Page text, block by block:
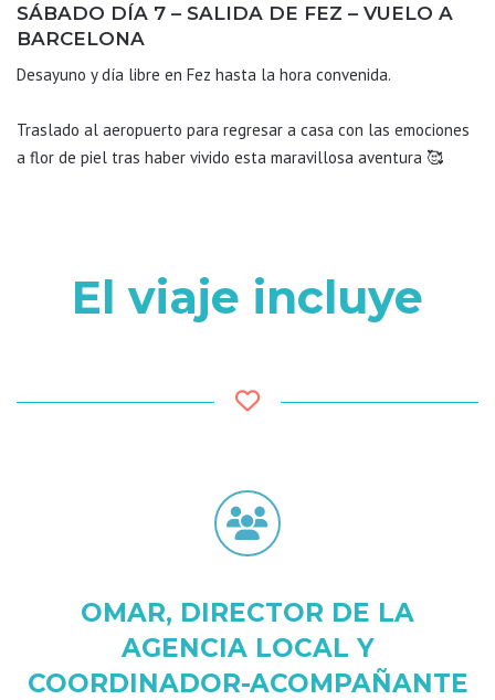
SÁBADO DÍA 7 – SALIDA DE FEZ – VUELO A
BARCELONA
Desayuno y día libre en Fez hasta la hora convenida.
Traslado al aeropuerto para regresar a casa con las emociones
a flor de piel tras haber vivido esta maravillosa aventura 🥰​
El viaje incluye
OMAR, DIRECTOR DE LA
AGENCIA LOCAL Y
COORDINADOR-ACOMPAÑANTE